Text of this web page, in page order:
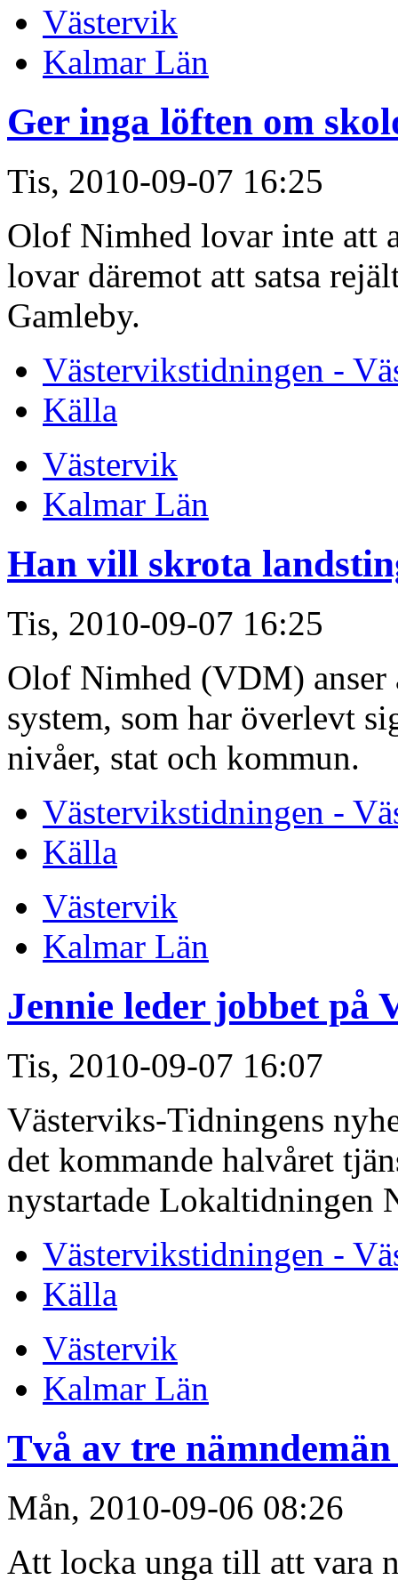
Västervik
Kalmar Län
Ger inga löften om
Tis, 2010-09-07 16:25
Olof Nimhed lovar inte att
lovar däremot att satsa
Gamleby.
Västervikstidningen -
Källa
Västervik
Kalmar Län
Han vill skrota
Tis, 2010-09-07 16:25
Olof Nimhed (VDM) anser
system, som har överlevt
nivåer, stat och kommun.
Västervikstidningen -
Källa
Västervik
Kalmar Län
Jennie leder jobbet på
Tis, 2010-09-07 16:07
Västerviks-Tidningens
det kommande halvåret
nystartade Lokaltidningen
Västervikstidningen -
Källa
Västervik
Kalmar Län
Två av tre
Mån, 2010-09-06 08:26
Att locka unga till att vara